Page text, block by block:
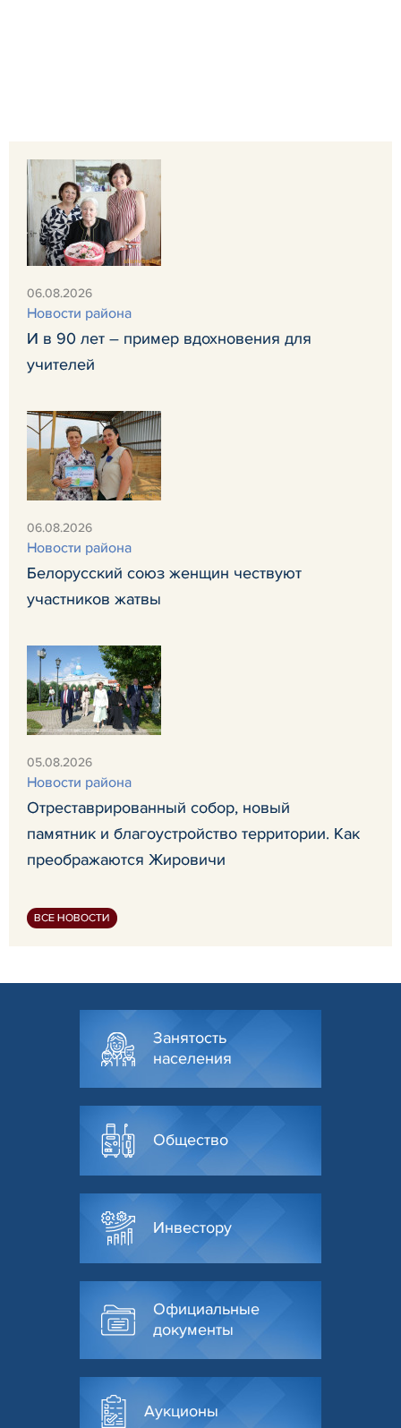
06.08.2026
Новости района
И в 90 лет – пример вдохновения для
учителей
06.08.2026
Новости района
Белорусский союз женщин чествуют
участников жатвы
05.08.2026
Новости района
Отреставрированный собор, новый
памятник и благоустройство территории. Как
преображаются Жировичи
ВСЕ НОВОСТИ
Занятость
населения
Общество
Инвестору
Официальные
документы
Аукционы